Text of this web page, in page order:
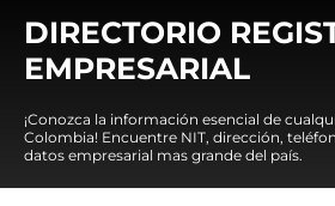
DIRECTORIO
EMPRESARIAL
¡Conozca la información esencial de
Colombia! Encuentre NIT, dirección,
datos empresarial mas grande del país.